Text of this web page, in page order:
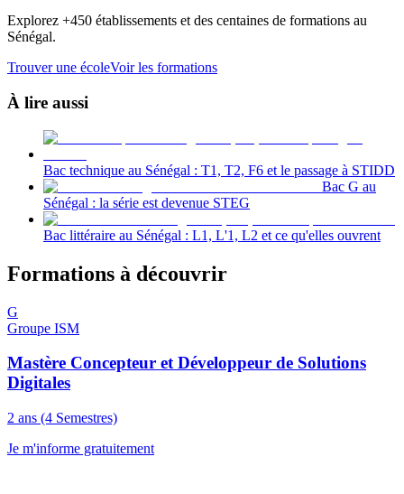
Explorez +450 établissements et des centaines de formations au
Sénégal.
Trouver une écoleVoir les formations
À lire aussi
Bac technique au Sénégal : T1, T2, F6 et le passage à STIDD
Bac G au
Sénégal : la série est devenue STEG
Bac littéraire au Sénégal : L1, L'1, L2 et ce qu'elles ouvrent
Formations à découvrir
G
Groupe ISM
Mastère Concepteur et Développeur de Solutions
Digitales
2 ans (4 Semestres)
Je m'informe gratuitement